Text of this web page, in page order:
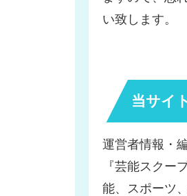
い致します。
当サイ
運営者情報・
『芸能スクー
能、スポーツ